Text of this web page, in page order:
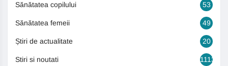
Sănătatea copilului 53
Sănătatea femeii 49
Știri de actualitate 20
Stiri si noutati 1113